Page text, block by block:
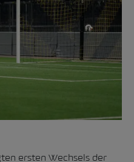
ersten Wechsels der